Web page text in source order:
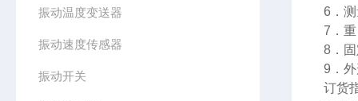
振动温度变送器
振动速度传感器
振动开关
6．
7．
8．
9．
订货